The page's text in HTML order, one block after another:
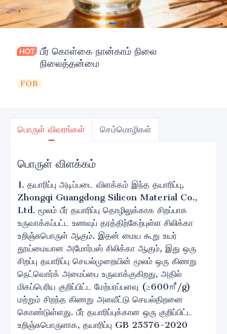
பீர் கொள்கை நான்காம் நிலை
நிலைத்தன்மை
FOB
பொருள் விவரங்கள் செம்மொழிகள்
பொருள் விளக்கம்
1. தயாரிப்பு அடிப்படை விளக்கம் இந்த தயாரிப்பு, Zhongqi Guangdong Silicon Material Co., Ltd. மூலம் பீர் தயாரிப்பு தொழிலுக்காக சிறப்பாக உருவாக்கப்பட்ட உணவுப் தரத்திற்கேற்புள்ள சிலிக்கா உறிஞ்சுபொருள் ஆகும். இதன் மைய கூறு உயர் தூய்மையான அமோர்பஸ் சிலிக்கா ஆகும், இது ஒரு சிறப்பு தயாரிப்பு செயல்முறையின் மூலம் ஒரு கிணறு நெட்வொர்க் அமைப்பை உருவாக்குகிறது, அதில் மிகப்பெரிய குறிப்பிட்ட மேற்பரப்பளவு (≥600㎡/g) மற்றும் சிறந்த கிணறு அளவீட்டு செயல்திறனை கொண்டுள்ளது. பீர் தயாரிப்புக்கான ஒரு குறிப்பிட்ட உறிஞ்சுபொருளாக, தயாரிப்பு GB 25576-2020 தேசிய உணவுப் பாதுகாப்பு தரத்திற்கேற்ப உணவுப் சேர்க்கைகள் - சிலிக்கா மற்றும் FDA மற்றும் EU இன் தொடர்புடைய உணவுப் தொடர்பு தேவைகளை பின்பற்றுகிறது. இது கனிம உலோக மீதிகள் மற்றும் விசித்திர வாசனைகள் இல்லாமல், பீரில் உள்ள புரதங்கள், கொல்லாயிடல் துகள்கள் மற்றும் பாலிபெனோல்களை திறம்பட உறிஞ்ச முடியும், இதனால் பீரின் அசல் சுவை மற்றும் ஊட்டச்சத்து கூறுகளை பாதிக்காமல், பீர் தரத்தை மேம்படுத்துவதற்கான ஒரு மைய துணை பொருளாக மாறுகிறது. இந்த தயாரிப்புக்கு முக்கியமான மைய நன்மைகள் உள்ளன: முதலில், உயர் உறிஞ்சும் திறன், இது தனது சொந்த எடைக்கு ஒப்பான இலக்கு மாசுபடிகளை 15%-20% வரை உறிஞ்ச முடியும்; இரண்டாவது, சிறந்த பரவல் திறன், இது பீர் அமைப்பில் விரைவாக மற்றும் சமமாக பரவ முடியும், உள்ளூர் உறிஞ்சல் குறைவாக இருக்காமல்; மூன்றாவது, வலுவான நிலைத்தன்மை, இது பீர் தயாரிப்பின் அமில-அடிப்படையிலான சூழல் மற்றும் வெப்பநிலை வரம்பில் (0-80℃) நிலையான செயல்திறனை பராமரிக்கிறது, கரைப்பு அல்லது அழுகியதற்கான ஆபத்து இல்லாமல். 2. பயன்பாட்டு வழிமுறைகள் 1. மைய பயன்பாட்டு சூழ்நிலைகள் இந்த தயாரிப்பு பல்வேறு பீர் தயாரிப்பு செயல்முறைகளில் பரவலாக பயன்படுகிறது, மைய பயன்பாடுகள் இரண்டு முக்கிய இணைப்புகளை மையமாகக் கொண்டுள்ளன: முதலில், பீர் தெளிவாக்கம் மற்றும் உறிஞ்சல். இது கெட்டுப்பட்ட பிறகு மற்றும் வடிகட்டுவதற்கு முன்பு சேர்க்கப்படுகிறது. வெப்பம்-கூட்டமாக்கக்கூடிய புரதங்கள், குளிர்-மூடுபொருட்கள் மற்றும் பீரில் உள்ள கொல்லாயிடல் துகள்களை உறிஞ்சுவதன் மூலம், இது பீரின் மங்கல்தன்மையை திறம்பட குறைக்கிறது, மது உடலின் தெளிவும் மிளிரும் தன்மையும் மேம்படுத்துகிறது, இதனால் மது உடல் தெளிவான மற்றும் பிரகாசமானதாக மாறுகிறது; இரண்டாவது, பீர் நிலைத்தன்மை மேம்பாடு. பீர் சேமிப்பின் போது ஏற்படும் உயிரியல் அல்லாத மங்கல்தன்மை பிரச்சினையை நோக்கி, தயாரிப்பு குறிப்பாக பாலிபெனோல்-புரதக் கூட்டமைப்புகளை உறிஞ்ச முடியும், பீரின் காலாவதியான காலத்தை 6-12 மாதங்களுக்கு நீட்டிக்கிறது. இது கைவினை பீர், டிராஃப்ட் பீர் மற்றும் பிற வகைகளுக்கு மிகவும் பொருத்தமானது. 2. குறிப்பிட்ட பயன்பாட்டு முறைகள் பரிந்துரைக்கப்பட்ட அளவு 0.1-0.5g/L (பீர் வொர்டின் மங்கல்தன்மைக்கு ஏற்ப சரிசெய்யப்பட்டது). பயன்படுத்தும் போது, முதலில் தயாரிப்பை 5-10 மடங்கு சுத்தமான நீர் அல்லது பீர் வொர்டுடன் கலக்கவும், சமமாக கலக்கவும் மற்றும் பீர் அமைப்பில் சேர்க்கவும். அறை வெப்பநிலையில் 15-20 நிமிடங்கள் கலக்கவும், 30 நிமிடங்கள் நிறுத்தவும், பிறகு வழக்கமான வடிகட்டலைச் செய்யவும். இந்த தயாரிப்பு பெரிய பீர் தொழிற்சாலைகளின் தொடர்ச்சியான உற்பத்தி வரிசைகளுக்கும், சிறிய கைவினை பீர் தொழிற்சாலைகளின் தொகுதி உற்பத்திக்கும் பொருத்தமாக உள்ளது. சேர்க்கும் முறையை உற்பத்தி அளவுக்கு ஏற்ப சரிசெய்யலாம், மேலும் இது தானாக உணவு வழங்கும் உபகரணங்களின் அடிப்படையை ஆதரிக்கிறது. 3. பொருந்தக்கூடிய பீர் வகைகள் இது மஞ்சள் பீர், கறுப்பு பீர், ஸ்டவுட், கோதுமை பீர், லாகர் மற்றும் ஏல் போன்ற பல்வேறு பீர்களின் உற்பத்தியில் பரவலாகப் பயன்படுத்தப்படலாம். குறிப்பாக கைவினை பீரின் தரத்தை மேம்படுத்துவதில், இது சிறந்த செயல்திறனை வெளிப்படுத்துகிறது, இதனால் கைவினை பீரின் தனித்துவமான சுவையை திறம்பட பாதுகாக்க while while while while while while while while while while while while while while while while while while while while while while while while while while while while while while while while while while while while while while while while while while while while while while while while while while while while while while while while while while while while while while while while while while while while while while while while while while while while while while while while while while while while while while while while while while while while while while while while while while while while while while while while while while while while while while while while while while while while while while while while while while while while while while while while while while while while while while while while while while while while while while while while while while while while while while while while while while while while while while while while while while while while while while while while while while while while while while while while while while while while while while while while while while while while while while while while while while while while while while while while while while while while while while while while while while while while while while while while while while while while while while while while while while while while while while while while while while while while while while while while while while while while while while while while while while while while while while while while while while while while while while while while while while while while while while while while while while while while while while while while while while while while while while while while while while while while while while while while while while while while while while while while while while while while while while while while while while while while while while while while while while while while while while while while while while while while while while while while while while while while while while while while while while while while while while while while while while while while while while while while while while while while while while while while while while while while while while while while while while while while while while while while while while while while while while while while while while while while while while while while while while while while while while while while while while while while while while while while while while while while while while while while while while while while while while while while while while while while while while while while while while while while while while while while while while while while while while while while while while while while while while while while while while while while while while while while while while while while while while while while while while while while while while while while while while while while while while while while while while while while while while while while while while while while while while while while while while while while while while while while while while while while while while while while while while while while while while while while while while while while while while while while while while while while while while while while while while while while while while while while while while while while while while while while while while while while while while while while while while while while while while while while while while while while while while while while while while while while while while while while while while while while while while while while while while while while while while while while while while while while while while while while while while while while while while while while while while while while while while while while while while while while while while while while while while while while while while while while while while while while while while while while while while while while while while while while while while while while while while while while while while while while while while while while while while while while while while while while while while while while while while while while while while while while while while while while while while while while while while while while while while while while while while while while while while while while while while while while while while while while while while while while while while while while while while while while while while while while while while while while while while while while while while while while while while while while while while while while while while while while while while while while while while while while while while while while while while while while while while while while while while while while while while while while while while while while while while while while while while while while while while while while while while while while while while while while while while while while while while while while while while while while while while while while while while while while while while while while while while while while while while while while while while while while while while while while while while while while while while while while while while while while while while while while while while while while while while while while while while while while while while while while while while while while while while while while while while while while while while while while while while while while while while while while while while while while while while while while while while while while while while while while while while while while while while while while while while while while while while while while while while while while while while while while while while while while while while while while while while while while while while while while while while while while while while while while while while while while while while while while while while while while while while while while while while while while while while while while while while while while while while while while while while while while while while while while while while while while while while while while while while while while while while while while while while while while while while while while while while while while while while while while while while while while while while while while while while while while while while while while while while while while while while while while while while while while while while while while while while while while while while while while while while while while while while while while while w